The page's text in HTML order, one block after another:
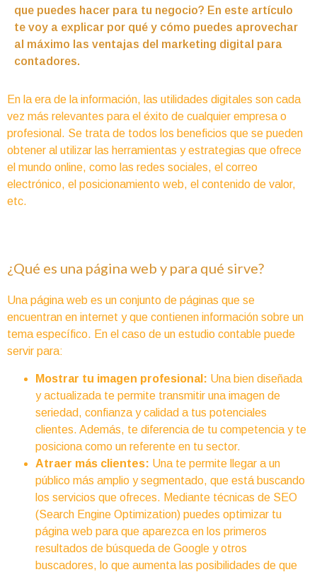
que puedes hacer para tu negocio? En este artículo
te voy a explicar por qué y cómo puedes aprovechar
al máximo las ventajas del marketing digital para
contadores.
En la era de la información, las utilidades digitales son cada
vez más relevantes para el éxito de cualquier empresa o
profesional. Se trata de todos los beneficios que se pueden
obtener al utilizar las herramientas y estrategias que ofrece
el mundo online, como las redes sociales, el correo
electrónico, el posicionamiento web, el contenido de valor,
etc.
¿Qué es una página web y para qué sirve?
Una página web es un conjunto de páginas que se
encuentran en internet y que contienen información sobre un
tema específico. En el caso de un estudio contable puede
servir para:
Mostrar tu imagen profesional: Una bien diseñada
y actualizada te permite transmitir una imagen de
seriedad, confianza y calidad a tus potenciales
clientes. Además, te diferencia de tu competencia y te
posiciona como un referente en tu sector.
Atraer más clientes: Una te permite llegar a un
público más amplio y segmentado, que está buscando
los servicios que ofreces. Mediante técnicas de SEO
(Search Engine Optimization) puedes optimizar tu
página web para que aparezca en los primeros
resultados de búsqueda de Google y otros
buscadores, lo que aumenta las posibilidades de que